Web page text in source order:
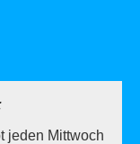
jeden Mittwoch